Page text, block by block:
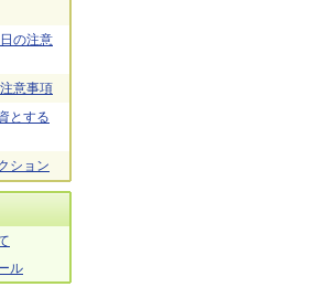
の注意
意事項
とする
ション
ル